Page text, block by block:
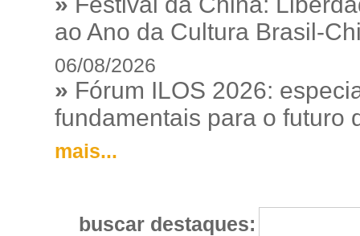
ao Ano da Cultura Brasil-
06/08/2026
» Fórum ILOS 2026:
fundamentais para o futuro
mais...
buscar destaques: